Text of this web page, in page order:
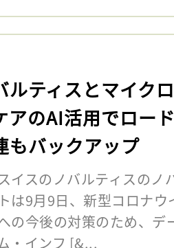
ルティスとマイク
アのAI活用でロー
もバックアップ
イスのノバルティスのノ
は9月9日、新型コロナ
の今後の対策のため、
・インフ [&...